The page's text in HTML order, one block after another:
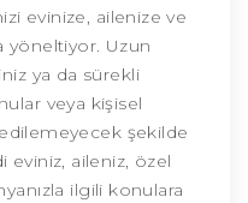
evinize, ailenize ve
yöneltiyor. Uzun
ya da sürekli
veya kişisel
edilemeyecek şekilde
aileniz, özel
ilgili konulara